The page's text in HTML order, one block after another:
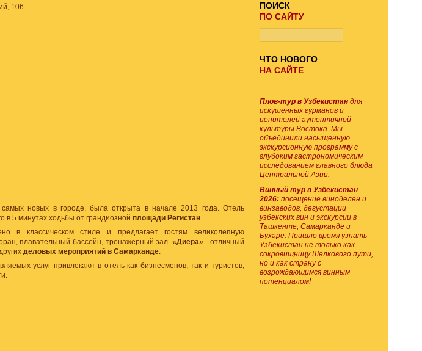
106.
новых в городе, была открыта в начале 2013 года. Отель
в 5 минутах ходьбы от грандиозной площади Регистан.
в классическом стиле и предлагает гостям великолепную
плавательный бассейн, тренажерный зал. «Диёра» - отличный
деловых мероприятий в Самарканде.
услуг привлекают в отель как бизнесменов, так и туристов,
ПОИСК
ПО САЙТУ
ЧТО НОВОГО
НА САЙТЕ
Плов-тур в Узбекистан для
искушенных гурманов и
ценителей аутентичной
культуры Востока. Мы
объединили насыщенную
экскурсионную программу с
глубоким гастрономическим
исследованием главного блюда
Центральной Азии.
Винный тур в Узбекистан
2026: посещение виноделен и
винзаводов, дегустации
узбекских вин и экскурсии в
Ташкенте, Самарканде и
Бухаре. Пришло время узнать
Узбекистан не только как
сокровищницу Шелкового пути,
но и как страну с
возрождающимся винным
потенциалом!